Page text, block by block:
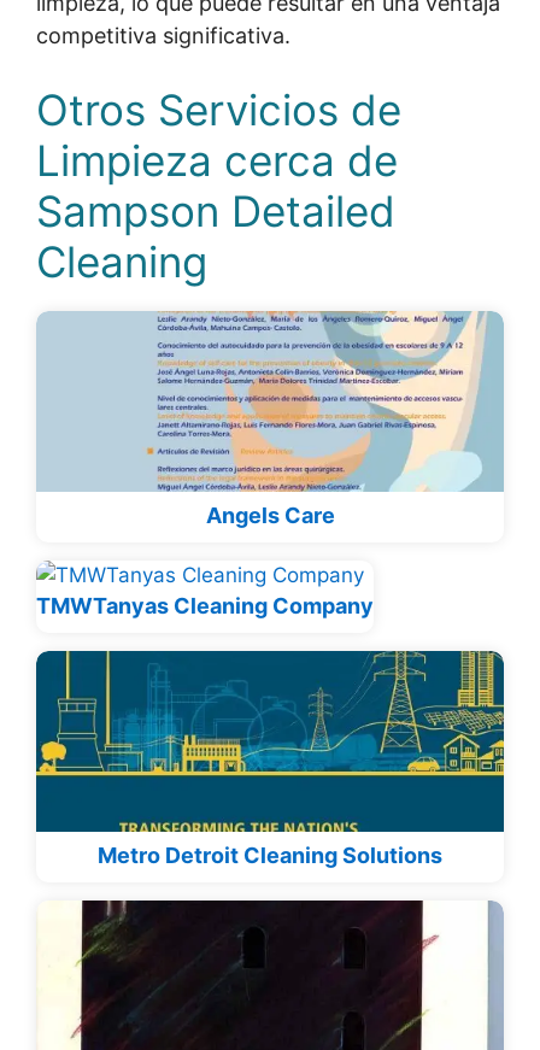
competitiva significativa.
Otros Servicios de
Limpieza cerca de
Sampson Detailed
Cleaning
Angels Care
TMWTanyas Cleaning Company
Metro Detroit Cleaning Solutions